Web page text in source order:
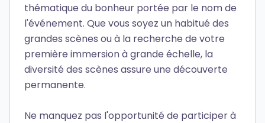
thématique du bonheur portée par le nom de
l'événement. Que vous soyez un habitué des
grandes scènes ou à la recherche de votre
première immersion à grande échelle, la
diversité des scènes assure une découverte
permanente.
Ne manquez pas l'opportunité de participer à